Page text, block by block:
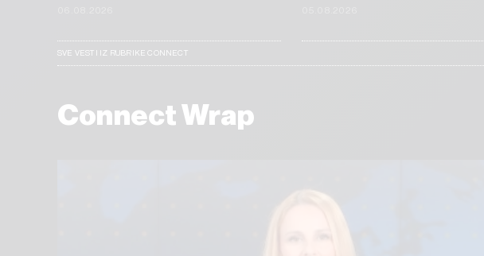
SVE VESTI IZ RUBRIKE CONNECT
Connect Wrap